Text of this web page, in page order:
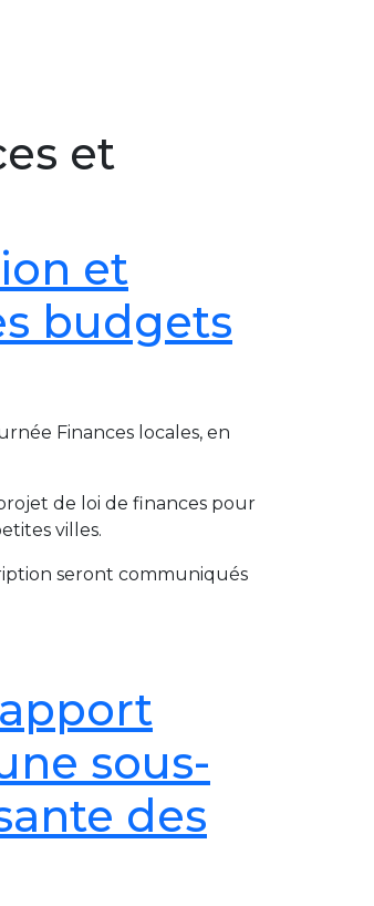
et
et
budgets
Finances locales, en
de loi de finances pour
villes.
seront communiqués
sous-
des